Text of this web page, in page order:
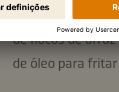
de flocos de milho
de flocos de arroz
de óleo para fritar